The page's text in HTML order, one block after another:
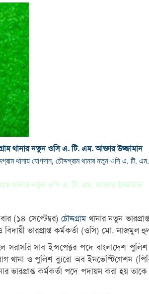
থানার নতুন ওসি এ. টি. এম. আক্তার উজ্জামান
থানায় যোগদান, চৌদ্দগ্রাম থানার নতুন ওসি এ. টি.
থানার নতুন ওসি এ. টি. এম. আক্তার উজ্জামান
(১৪ সেপ্টেম্বর)চৌদ্দগ্রামথানার নতুন
ভারপ্রাপ্ত কর্মকর্তা (ওসি) মো. নাজমুল
সাব-ইন্সপেক্টর পদে বাংলাদেশ
ও পুলিশ ব্যুরো অব ইনভেস্টিগেশন
ভারপ্রাপ্ত কর্মকর্তা পদে পদায়ন করা হয়